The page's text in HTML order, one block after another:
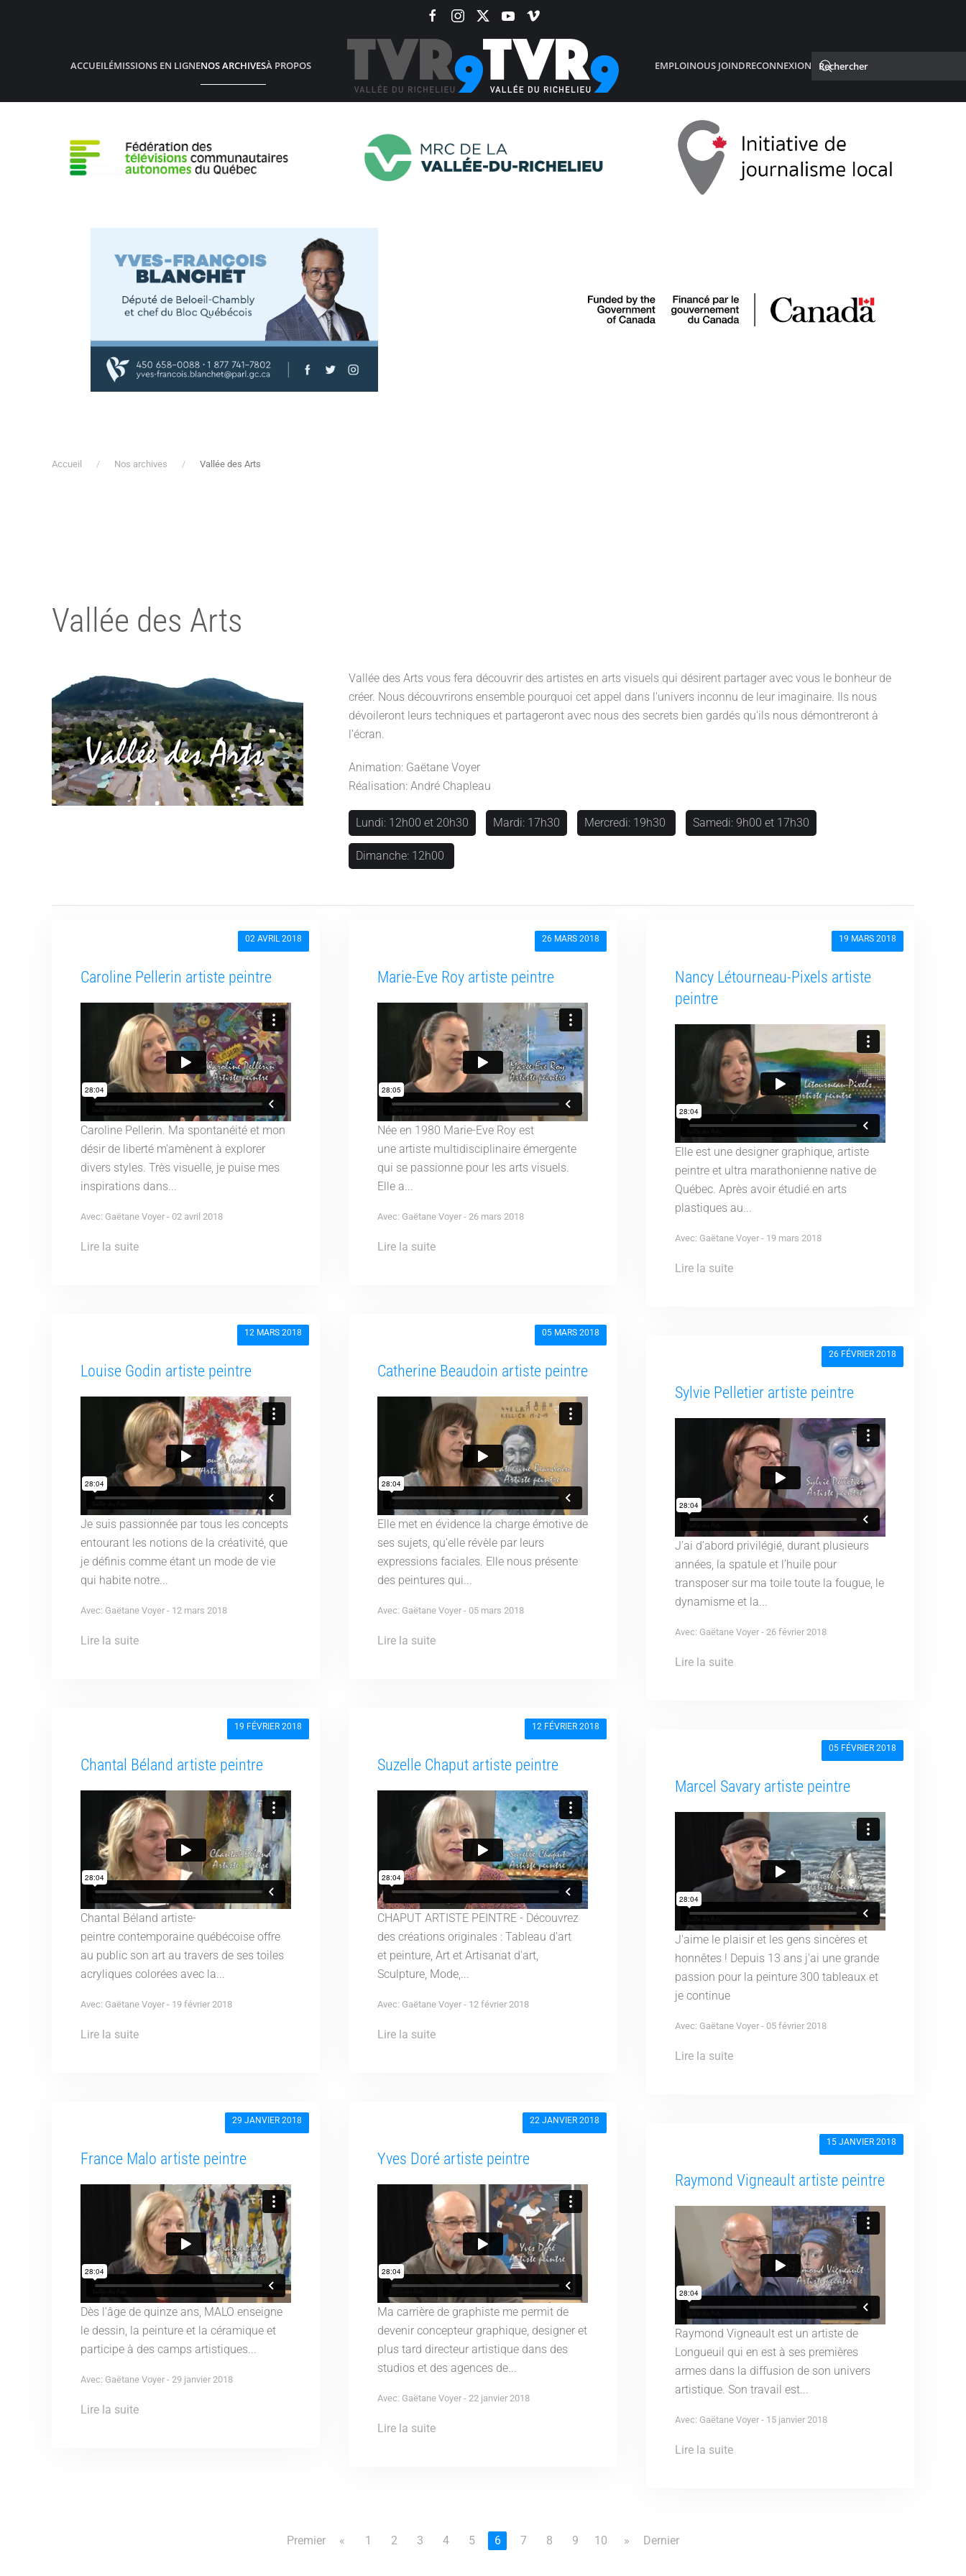
ACCUEILÉMISSIONS EN LIGNENOS ARCHIVESÀ PROPOS EMPLOINOUS JOINDRECONNEXION
Accueil Nos archives Vallée des Arts
Vallée des Arts
Vallée des Arts vous fera découvrir des artistes en arts visuels qui désirent partager avec vous le bonheur de
créer. Nous découvrirons ensemble pourquoi cet appel dans l'univers inconnu de leur imaginaire. Ils nous
dévoileront leurs techniques et partageront avec nous des secrets bien gardés qu'ils nous démontreront à
l'écran.
Animation: Gaëtane Voyer
Réalisation: André Chapleau
Lundi: 12h00 et 20h30 Mardi: 17h30 Mercredi: 19h30 Samedi: 9h00 et 17h30
Dimanche: 12h00
02 AVRIL 2018
Caroline Pellerin artiste peintre
Caroline Pellerin. Ma spontanéité et mon
désir de liberté m'amènent à explorer
divers styles. Très visuelle, je puise mes
inspirations dans...
Avec: Gaëtane Voyer - 02 avril 2018
Lire la suite
12 MARS 2018
Louise Godin artiste peintre
Je suis passionnée par tous les concepts
entourant les notions de la créativité, que
je définis comme étant un mode de vie
qui habite notre...
Avec: Gaëtane Voyer - 12 mars 2018
Lire la suite
19 FÉVRIER 2018
Chantal Béland artiste peintre
Chantal Béland artiste-
peintre contemporaine québécoise offre
au public son art au travers de ses toiles
acryliques colorées avec la...
Avec: Gaëtane Voyer - 19 février 2018
Lire la suite
29 JANVIER 2018
France Malo artiste peintre
Dès l'âge de quinze ans, MALO enseigne
le dessin, la peinture et la céramique et
participe à des camps artistiques...
Avec: Gaëtane Voyer - 29 janvier 2018
Lire la suite
26 MARS 2018
Marie-Eve Roy artiste peintre
Née en 1980 Marie-Eve Roy est
une artiste multidisciplinaire émergente
qui se passionne pour les arts visuels.
Elle a...
Avec: Gaëtane Voyer - 26 mars 2018
Lire la suite
05 MARS 2018
Catherine Beaudoin artiste peintre
Elle met en évidence la charge émotive de
ses sujets, qu’elle révèle par leurs
expressions faciales. Elle nous présente
des peintures qui...
Avec: Gaëtane Voyer - 05 mars 2018
Lire la suite
12 FÉVRIER 2018
Suzelle Chaput artiste peintre
CHAPUT ARTISTE PEINTRE - Découvrez
des créations originales : Tableau d'art
et peinture, Art et Artisanat d'art,
Sculpture, Mode,...
Avec: Gaëtane Voyer - 12 février 2018
Lire la suite
22 JANVIER 2018
Yves Doré artiste peintre
Ma carrière de graphiste me permit de
devenir concepteur graphique, designer et
plus tard directeur artistique dans des
studios et des agences de...
Avec: Gaëtane Voyer - 22 janvier 2018
Lire la suite
19 MARS 2018
Nancy Létourneau-Pixels artiste
peintre
Elle est une designer graphique, artiste
peintre et ultra marathonienne native de
Québec. Après avoir étudié en arts
plastiques au...
Avec: Gaëtane Voyer - 19 mars 2018
Lire la suite
26 FÉVRIER 2018
Sylvie Pelletier artiste peintre
J’ai d’abord privilégié, durant plusieurs
années, la spatule et l’huile pour
transposer sur ma toile toute la fougue, le
dynamisme et la...
Avec: Gaëtane Voyer - 26 février 2018
Lire la suite
05 FÉVRIER 2018
Marcel Savary artiste peintre
J'aime le plaisir et les gens sincères et
honnêtes ! Depuis 13 ans j'ai une grande
passion pour la peinture 300 tableaux et
je continue
Avec: Gaëtane Voyer - 05 février 2018
Lire la suite
15 JANVIER 2018
Raymond Vigneault artiste peintre
Raymond Vigneault est un artiste de
Longueuil qui en est à ses premières
armes dans la diffusion de son univers
artistique. Son travail est...
Avec: Gaëtane Voyer - 15 janvier 2018
Lire la suite
Premier « 1 2 3 4 5 6 7 8 9 10 » Dernier